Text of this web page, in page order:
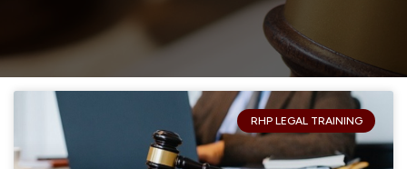
RHP LEGAL TRAINING